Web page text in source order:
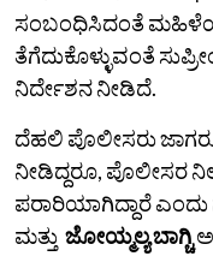
ಸಂಬಂಧಿಸಿದಂತೆ
ತೆಗೆದುಕೊಳ್ಳುವಂತೆ
ನಿರ್ದೇಶನ ನೀಡಿದೆ.
ದೆಹಲಿ ಪೊಲೀಸರು
ನೀಡಿದ್ದರೂ, ಪೊಲೀಸರ
ಪರಾರಿಯಾಗಿದ್ದಾರೆ
ಮತ್ತು ಜೋಯ್ಮಲ್ಯ ಬಾಗ್ಚಿ